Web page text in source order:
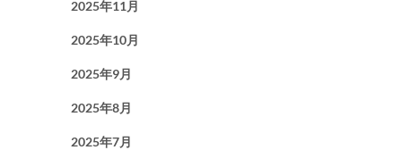
2025年11月
2025年10月
2025年9月
2025年8月
2025年7月